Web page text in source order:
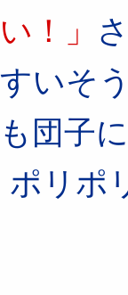
！」
いそ
団子
ポリ